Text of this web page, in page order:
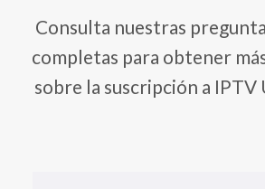
Consulta nuestras
completas para obtener
sobre la suscripción a IPTV